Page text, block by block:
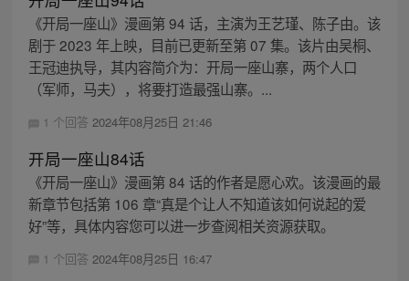
《开局一座山》漫画第 94 话，主演为王艺瑾、陈子由。该
剧于 2023 年上映，目前已更新至第 07 集。该片由吴桐、
王冠迪执导，其内容简介为：开局一座山寨，两个人口
（军师，马夫），将要打造最强山寨。...
1 个回答 2024年08月25日 21:46
开局一座山84话
《开局一座山》漫画第 84 话的作者是愿心欢。该漫画的最
新章节包括第 106 章“真是个让人不知道该如何说起的爱
好”等，具体内容您可以进一步查阅相关资源获取。
1 个回答 2024年08月25日 16:47